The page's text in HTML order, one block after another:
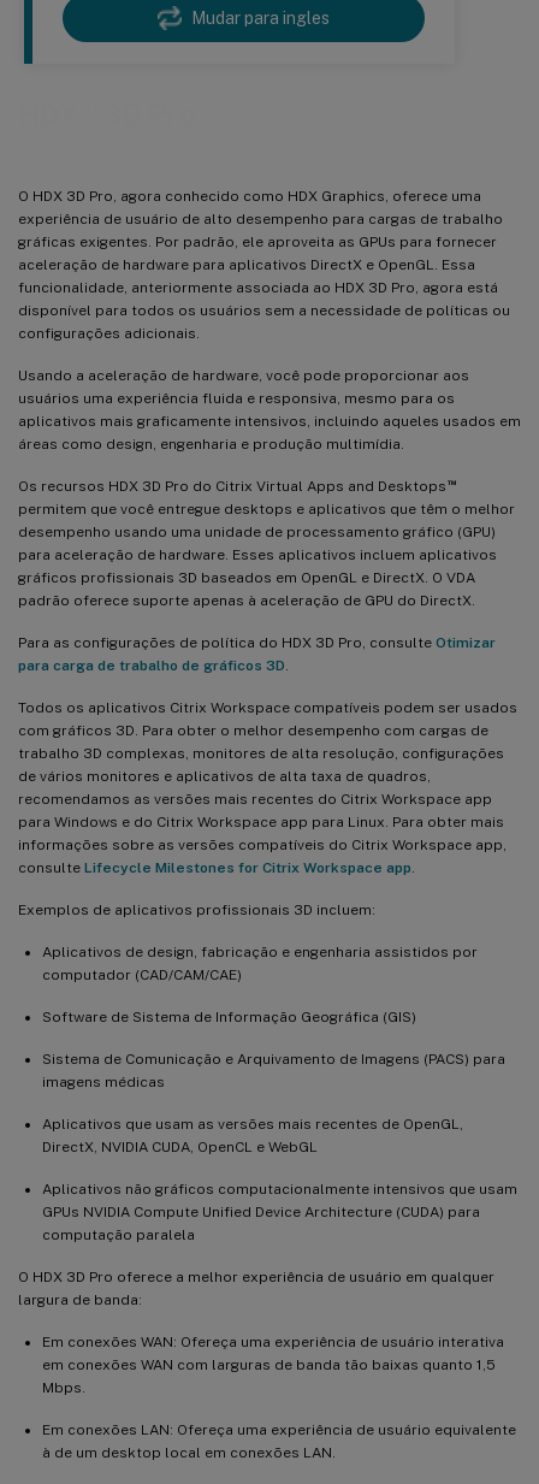
Mudar para ingles
O HDX 3D Pro, agora conhecido como HDX Graphics, oferece uma
experiência de usuário de alto desempenho para cargas de trabalho
gráficas exigentes. Por padrão, ele aproveita as GPUs para fornecer
aceleração de hardware para aplicativos DirectX e OpenGL. Essa
funcionalidade, anteriormente associada ao HDX 3D Pro, agora está
disponível para todos os usuários sem a necessidade de políticas ou
configurações adicionais.
Usando a aceleração de hardware, você pode proporcionar aos
usuários uma experiência fluida e responsiva, mesmo para os
aplicativos mais graficamente intensivos, incluindo aqueles usados em
áreas como design, engenharia e produção multimídia.
Os recursos HDX 3D Pro do Citrix Virtual Apps and Desktops ™
permitem que você entregue desktops e aplicativos que têm o melhor
desempenho usando uma unidade de processamento gráfico (GPU)
para aceleração de hardware. Esses aplicativos incluem aplicativos
gráficos profissionais 3D baseados em OpenGL e DirectX. O VDA
padrão oferece suporte apenas à aceleração de GPU do DirectX.
Para as configurações de política do HDX 3D Pro, consulte Otimizar
para carga de trabalho de gráficos 3D
Todos os aplicativos Citrix Workspace compatíveis podem ser usados
com gráficos 3D. Para obter o melhor desempenho com cargas de
trabalho 3D complexas, monitores de alta resolução, configurações
de vários monitores e aplicativos de alta taxa de quadros,
recomendamos as versões mais recentes do Citrix Workspace app
para Windows e do Citrix Workspace app para Linux. Para obter mais
informações sobre as versões compatíveis do Citrix Workspace app,
consulte Lifecycle Milestones for Citrix Workspace app
Exemplos de aplicativos profissionais 3D incluem:
Aplicativos de design, fabricação e engenharia assistidos por
computador (CAD/CAM/CAE)
Software de Sistema de Informação Geográfica (GIS)
Sistema de Comunicação e Arquivamento de Imagens (PACS) para
imagens médicas
Aplicativos que usam as versões mais recentes de OpenGL,
DirectX, NVIDIA CUDA, OpenCL e WebGL
Aplicativos não gráficos computacionalmente intensivos que usam
GPUs NVIDIA Compute Unified Device Architecture (CUDA) para
computação paralela
O HDX 3D Pro oferece a melhor experiência de usuário em qualquer
largura de banda:
Em conexões WAN: Ofereça uma experiência de usuário interativa
em conexões WAN com larguras de banda tão baixas quanto 1,5
Mbps.
Em conexões LAN: Ofereça uma experiência de usuário equivalente
à de um desktop local em conexões LAN.